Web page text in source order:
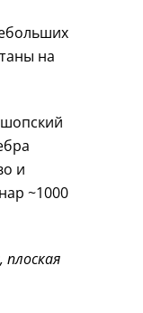
на
и
~1000